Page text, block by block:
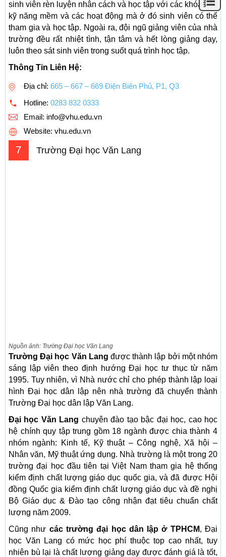
sinh viên rèn luyện nhân cách và học tập với các khóa học
kỹ năng mềm và các hoạt động mà ở đó sinh viên có thể
tham gia và học tập. Ngoài ra, đội ngũ giảng viên của nhà
trường đều rất nhiệt tình, tận tâm và hết lòng giảng dạy,
luôn theo sát sinh viên trong suốt quá trình học tập.
Thông Tin Liên Hệ:
Địa chỉ: 665 – 667 – 669 Điện Biên Phủ, P1, Q3
Hotline: 0283 832 0333
Email: info@vhu.edu.vn
Website: vhu.edu.vn
7 Trường Đại học Văn Lang
Nguồn ảnh: Trường Đại học Văn Lang
Trường Đại học Văn Lang được thành lập bởi một nhóm
sáng lập viên theo định hướng Đại học tư thục từ năm
1995. Tuy nhiên, vì Nhà nước chỉ cho phép thành lập loại
hình Đại học dân lập nên nhà trường đã chuyển thành
Trường Đại học dân lập Văn Lang.
Đại học Văn Lang chuyên đào tạo bậc đại học, cao học
hệ chính quy tập trung gồm 18 ngành được chia thành 4
nhóm ngành: Kinh tế, Kỹ thuật – Công nghệ, Xã hội –
Nhân văn, Mỹ thuật ứng dụng. Nhà trường là một trong 20
trường đại học đầu tiên tại Việt Nam tham gia hệ thống
kiểm định chất lượng giáo dục quốc gia, và đã được Hội
đồng Quốc gia kiểm định chất lượng giáo dục và đề nghị
Bộ Giáo dục & Đào tạo công nhận đạt tiêu chuẩn chất
lượng năm 2009.
Cũng như các trường đại học dân lập ở TPHCM, Đại
học Văn Lang có mức học phí thuộc top cao nhất, tuy
nhiên bù lại là chất lượng giảng dạy được đánh giá là tốt,